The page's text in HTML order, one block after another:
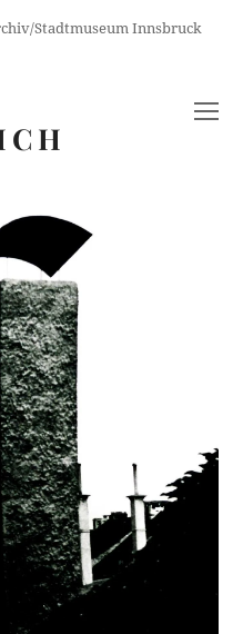
Stadtmuseum Innsbruck